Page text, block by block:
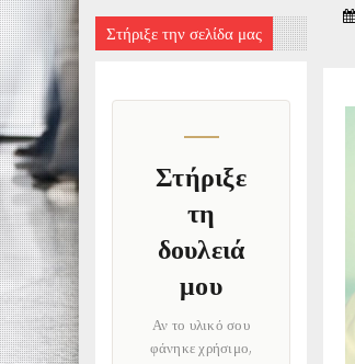
Στήριξε την σελίδα μας
Στήριξε
τη
δουλειά
μου
Αν το υλικό σου
φάνηκε χρήσιμο,